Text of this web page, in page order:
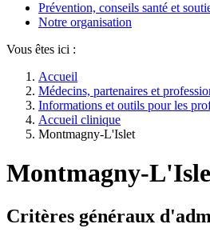
Prévention, conseils santé et
Notre organisation
Vous êtes ici :
Accueil
Médecins, partenaires et
Informations et outils pour les
Accueil clinique
Montmagny-L'Islet
Montmagny-
Critères généraux